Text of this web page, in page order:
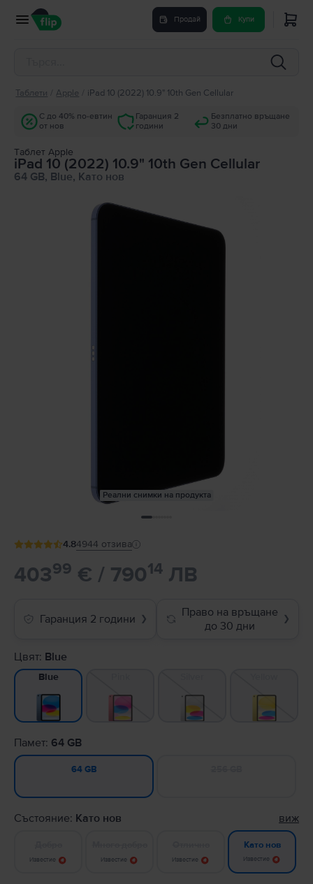
Продай Купи
Таблети Apple iPad 10 (2022) 10.9" 10th Gen Cellular
С до 40% по-евтин
от нов
Гаранция 2
години
Безплатно връщане
30 дни
Tаблет Apple
iPad 10 (2022) 10.9" 10th Gen Cellular
64 GB, Blue, Като нов
Реални снимки на продукта
4.84944 отзива
40399 € / 79014 ЛВ
Гаранция 2 години ❯
Право на връщане
до 30 дни
❯
Цвят: Blue
Blue
Памет: 64 GB
64 GB
Състояние: Като нов виж
Известие Известие Известие
Като нов
Известие